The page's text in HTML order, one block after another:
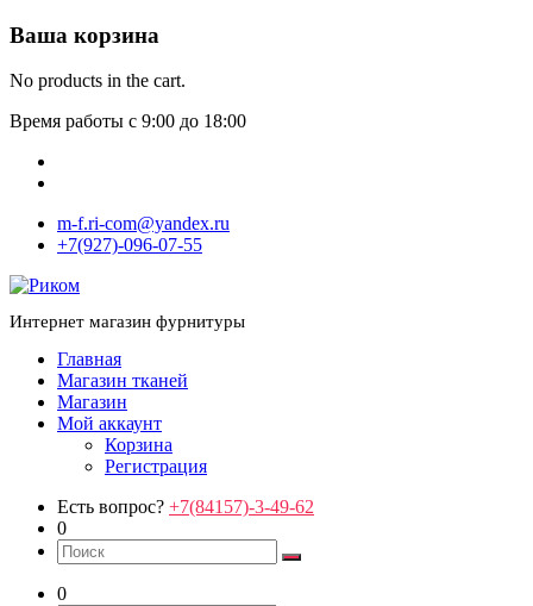
Ваша корзина
No products in the cart.
Время работы с 9:00 до 18:00
m-f.ri-com@yandex.ru
+7(927)-096-07-55
Интернет магазин фурнитуры
Главная
Магазин тканей
Магазин
Мой аккаунт
Корзина
Регистрация
Есть вопрос? +7(84157)-3-49-62
0
0